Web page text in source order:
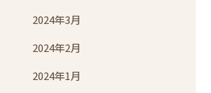
2024年3月
2024年2月
2024年1月